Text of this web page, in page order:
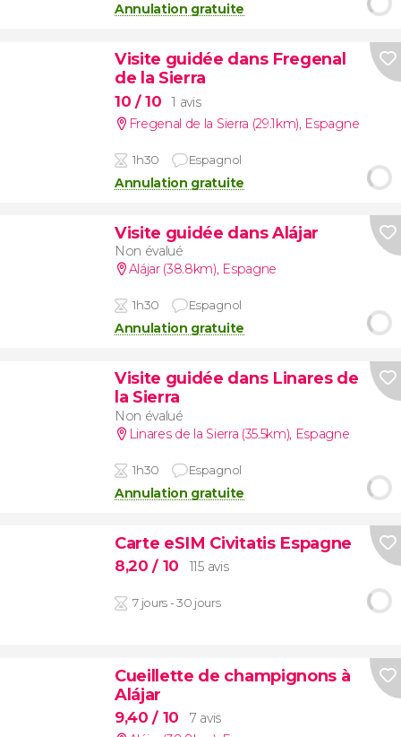
Annulation gratuite
Visite guidée dans Fregenal
de la Sierra
10 / 10
1 avis
Fregenal de la Sierra (29.1km), Espagne
1h30 Espagnol
Annulation gratuite
Visite guidée dans Alájar
Non évalué
Alájar (38.8km), Espagne
1h30 Espagnol
Annulation gratuite
Visite guidée dans Linares de
la Sierra
Non évalué
Linares de la Sierra (35.5km), Espagne
1h30 Espagnol
Annulation gratuite
Carte eSIM Civitatis Espagne
8,20/ 10 115 avis
7 jours - 30 jours
Cueillette de champignons à
Alájar
9,40/ 10
7 avis